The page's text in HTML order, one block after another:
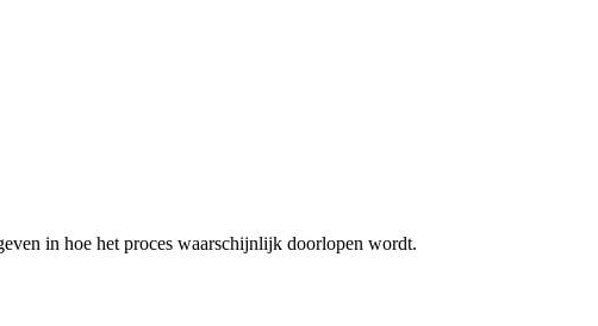
in hoe het proces waarschijnlijk doorlopen wordt.